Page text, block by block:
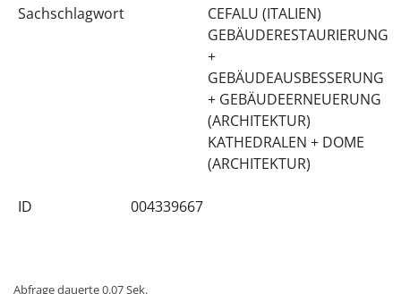
Sachschlagwort
CEFALU (ITALIEN)
GEBÄUDERESTAURIERUNG
+
GEBÄUDEAUSBESSERUNG
+ GEBÄUDEERNEUERUNG
(ARCHITEKTUR)
KATHEDRALEN + DOME
(ARCHITEKTUR)
ID 004339667
Abfrage dauerte 0.07 Sek.